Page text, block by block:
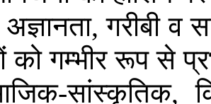
अज्ञानता,गरीबी व
को गम्भीर रूप से
-सांस्कृतिक,